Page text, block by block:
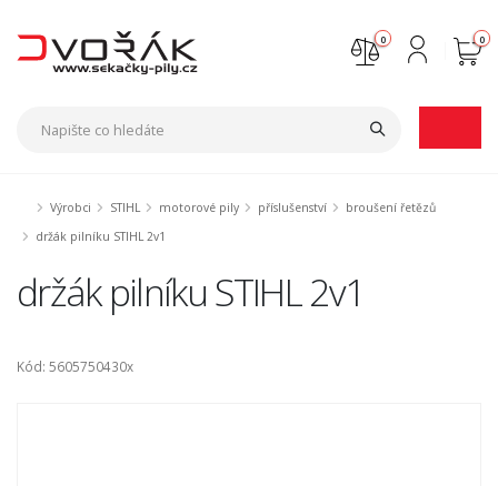
0
0
Výrobci STIHL motorové pily příslušenství
broušení řetězů
držák pilníku STIHL 2v1
držák pilníku STIHL 2v1
Kód: 5605750430x